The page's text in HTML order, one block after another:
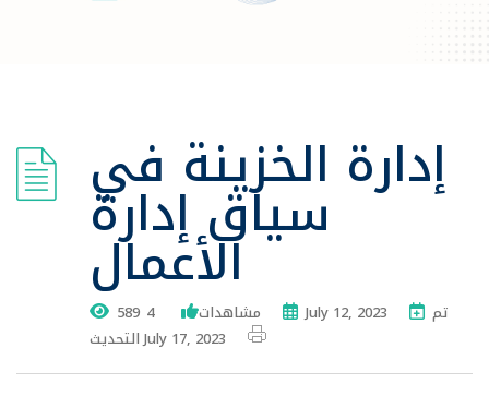
إدارة الخزينة في
سياق إدارة
الأعمال
589 مشاهدات 4 July 12, 2023
تم
التحديث July 17, 2023